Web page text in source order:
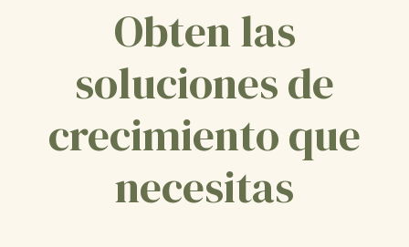
Obten las
soluciones de
crecimiento que
necesitas